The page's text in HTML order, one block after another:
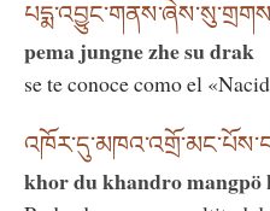
pema jungne zhe su drak
se te conoce como el
khor du khandro mangpö